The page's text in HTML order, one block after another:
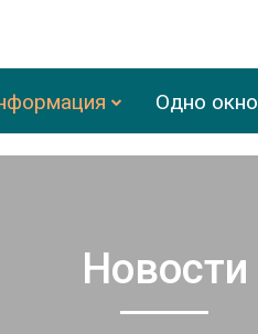
Одно окно
Новости